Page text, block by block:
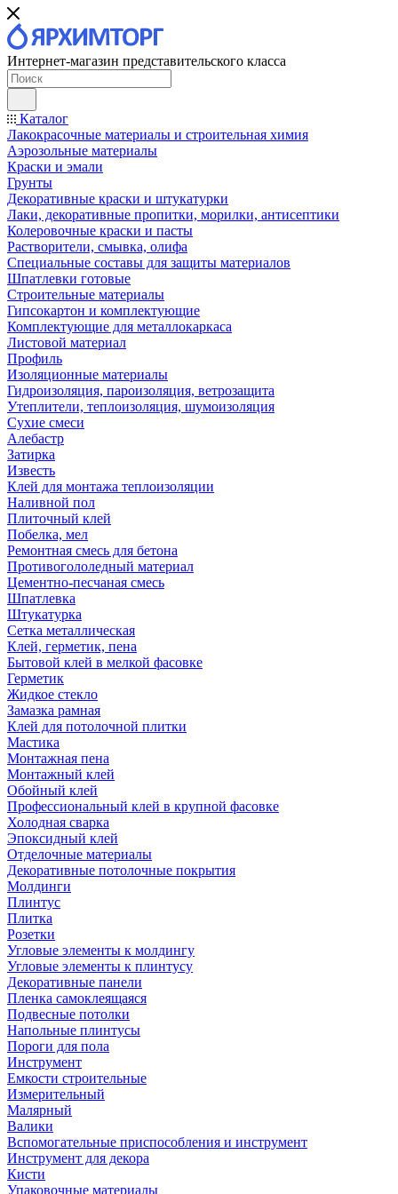
Интернет-магазин представительского класса
Каталог
Лакокрасочные материалы и строительная химия
Аэрозольные материалы
Краски и эмали
Грунты
Декоративные краски и штукатурки
Лаки, декоративные пропитки, морилки, антисептики
Колеровочные краски и пасты
Растворители, смывка, олифа
Специальные составы для защиты материалов
Шпатлевки готовые
Строительные материалы
Гипсокартон и комплектующие
Комплектующие для металлокаркаса
Листовой материал
Профиль
Изоляционные материалы
Гидроизоляция, пароизоляция, ветрозащита
Утеплители, теплоизоляция, шумоизоляция
Сухие смеси
Алебастр
Затирка
Известь
Клей для монтажа теплоизоляции
Наливной пол
Плиточный клей
Побелка, мел
Ремонтная смесь для бетона
Противогололедный материал
Цементно-песчаная смесь
Шпатлевка
Штукатурка
Сетка металлическая
Клей, герметик, пена
Бытовой клей в мелкой фасовке
Герметик
Жидкое стекло
Замазка рамная
Клей для потолочной плитки
Мастика
Монтажная пена
Монтажный клей
Обойный клей
Профессиональный клей в крупной фасовке
Холодная сварка
Эпоксидный клей
Отделочные материалы
Декоративные потолочные покрытия
Молдинги
Плинтус
Плитка
Розетки
Угловые элементы к молдингу
Угловые элементы к плинтусу
Декоративные панели
Пленка самоклеящаяся
Подвесные потолки
Напольные плинтусы
Пороги для пола
Инструмент
Емкости строительные
Измерительный
Малярный
Валики
Вспомогательные приспособления и инструмент
Инструмент для декора
Кисти
Упаковочные материалы